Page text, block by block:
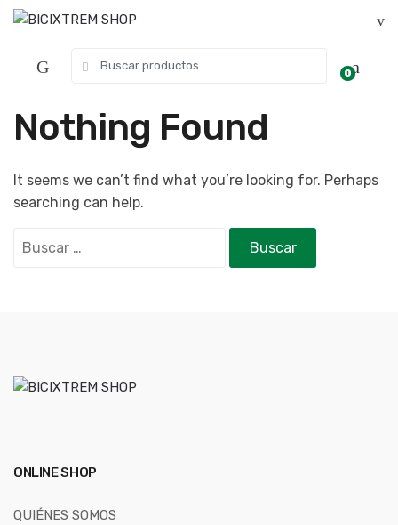
0
Nothing Found
It seems we can’t find what you’re looking for. Perhaps
searching can help.
ONLINE SHOP
QUIÉNES SOMOS